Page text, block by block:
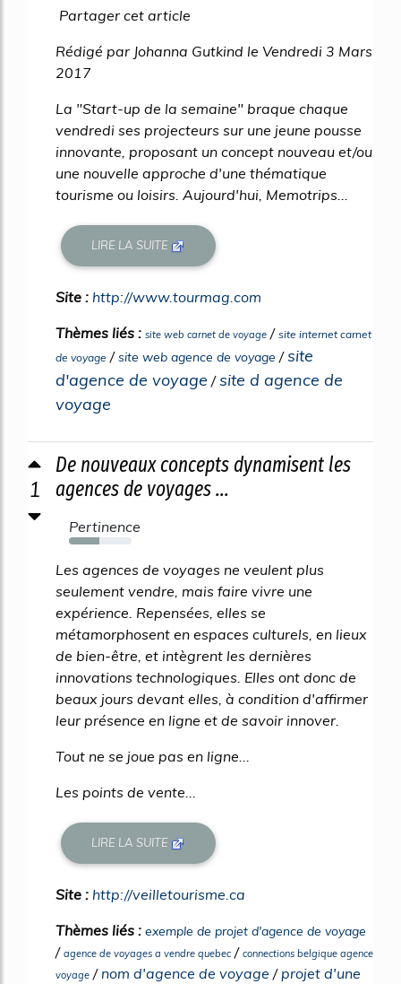
Partager cet article
Rédigé par Johanna Gutkind le Vendredi 3 Mars
2017
La "Start-up de la semaine" braque chaque
vendredi ses projecteurs sur une jeune pousse
innovante, proposant un concept nouveau et/ou
une nouvelle approche d'une thématique
tourisme ou loisirs. Aujourd'hui, Memotrips...
LIRE LA SUITE
Site : http://www.tourmag.com
Thèmes liés : site web carnet de voyage / site internet carnet
de voyage /site web agence de voyage /site
d'agence de voyage /site d agence de
voyage
1
De nouveaux concepts dynamisent les
agences de voyages ...
Pertinence
48%
Les agences de voyages ne veulent plus
seulement vendre, mais faire vivre une
expérience. Repensées, elles se
métamorphosent en espaces culturels, en lieux
de bien-être, et intègrent les dernières
innovations technologiques. Elles ont donc de
beaux jours devant elles, à condition d'affirmer
leur présence en ligne et de savoir innover.
Tout ne se joue pas en ligne...
Les points de vente...
LIRE LA SUITE
Site : http://veilletourisme.ca
Thèmes liés : exemple de projet d'agence de voyage
/ agence de voyages a vendre quebec/ connections belgique agence
voyage / nom d'agence de voyage / projet d'une